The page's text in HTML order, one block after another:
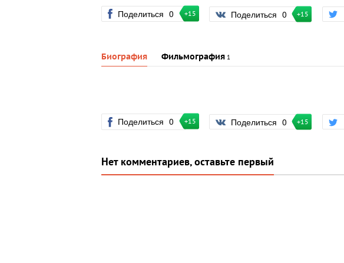
Поделиться 0 +15 Поделиться 0 +15
Биография Фильмография 1
Поделиться 0 +15 Поделиться 0 +15
Нет комментариев, оставьте первый